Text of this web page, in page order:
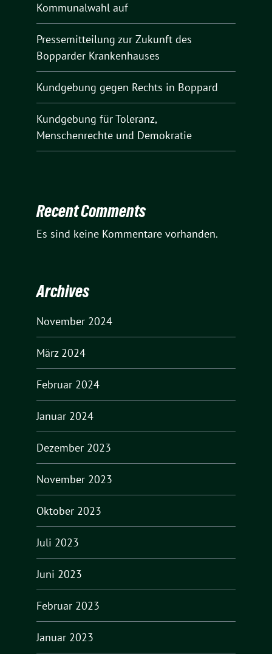
Kommunalwahl auf
Pressemitteilung zur Zukunft des
Bopparder Krankenhauses
Kundgebung gegen Rechts in Boppard
Kundgebung für Toleranz,
Menschenrechte und Demokratie
Recent Comments
Es sind keine Kommentare vorhanden.
Archives
November 2024
März 2024
Februar 2024
Januar 2024
Dezember 2023
November 2023
Oktober 2023
Juli 2023
Juni 2023
Februar 2023
Januar 2023